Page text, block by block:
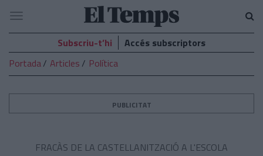
El
Temps
Navegació
Subscriu-t’hi
Accés subscriptors
Portada
Articles Política
PUBLICITAT
FRACÀS DE LA CASTELLANITZACIÓ A L'ESCOLA